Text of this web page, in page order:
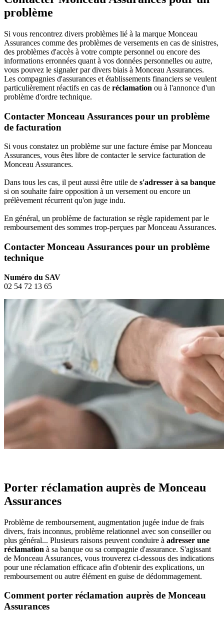
problème
Si vous rencontrez divers problèmes lié à la marque Monceau
Assurances comme des problèmes de versements en cas de sinistres,
des problèmes d'accès à votre compte personnel ou encore des
informations erronnées quant à vos données personnelles ou autre,
vous pouvez le signaler par divers biais à Monceau Assurances.
Les compagnies d'assurances et établissements financiers se veulent
particulièrement réactifs en cas de réclamation ou à l'annonce d'un
problème d'ordre technique.
Contacter Monceau Assurances pour un problème
de facturation
Si vous constatez un problème sur une facture émise par Monceau
Assurances, vous êtes libre de contacter le service facturation de
Monceau Assurances.
Dans tous les cas, il peut aussi être utile de s'adresser à sa banque
si on souhaite faire opposition à un versement ou encore un
prélèvement récurrent qu'on juge indu.
En général, un problème de facturation se règle rapidement par le
remboursement des sommes trop-perçues par Monceau Assurances.
Contacter Monceau Assurances pour un problème
technique
Numéro du SAV
02 54 72 13 65
Porter réclamation auprès de Monceau
Assurances
Problème de remboursement, augmentation jugée indue de frais
divers, frais inconnus, problème relationnel avec son conseiller ou
plus général... Plusieurs raisons peuvent conduire à adresser une
réclamation à sa banque ou sa compagnie d'assurance. S'agissant
de Monceau Assurances, vous trouverez ci-dessous des indications
pour une réclamation efficace afin d'obtenir des explications, un
remboursement ou autre élément en guise de dédommagement.
Comment porter réclamation auprès de Monceau
Assurances